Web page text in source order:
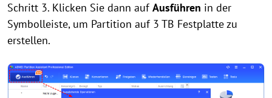
Schritt 3. Klicken Sie dann aufAusführen in der
Symbolleiste, um Partition auf 3 TB Festplatte zu
erstellen.